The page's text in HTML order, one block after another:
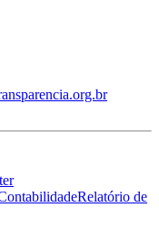
Relatório de